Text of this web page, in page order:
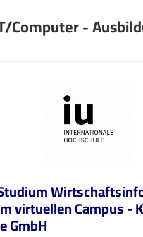
Computer -
virtuellen Campus -
GmbH